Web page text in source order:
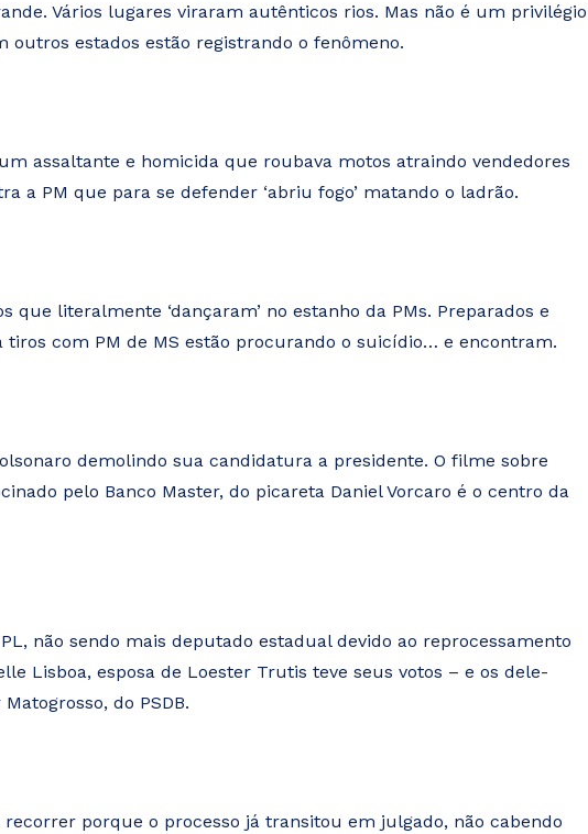
Vários lugares viraram autênticos rios. Mas não é um privilégio
outros estados estão registrando o fenômeno.
assaltante e homicida que roubava motos atraindo vendedores
a PM que para se defender ‘abriu fogo’ matando o ladrão.
que literalmente ‘dançaram’ no estanho da PMs. Preparados e
com PM de MS estão procurando o suicídio… e encontram.
demolindo sua candidatura a presidente. O filme sobre
pelo Banco Master, do picareta Daniel Vorcaro é o centro da
não sendo mais deputado estadual devido ao reprocessamento
Lisboa, esposa de Loester Trutis teve seus votos – e os dele-
do PSDB.
porque o processo já transitou em julgado, não cabendo